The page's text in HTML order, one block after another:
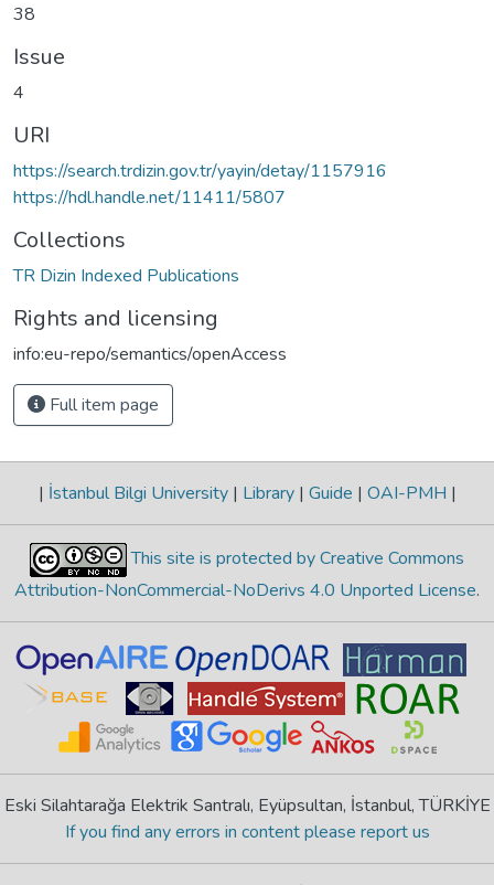
38
Issue
4
URI
https://search.trdizin.gov.tr/yayin/detay/1157916
https://hdl.handle.net/11411/5807
Collections
TR Dizin Indexed Publications
Rights and licensing
info:eu-repo/semantics/openAccess
Full item page
| İstanbul Bilgi University | Library | Guide | OAI-PMH |
This site is protected by Creative Commons
Attribution-NonCommercial-NoDerivs 4.0 Unported License.
Eski Silahtarağa Elektrik Santralı, Eyüpsultan, İstanbul, TÜRKİYE
If you find any errors in content please report us